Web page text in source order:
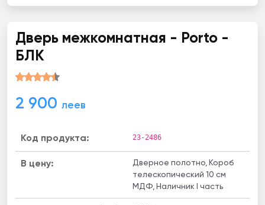
Дверь межкомнатная - Porto -
БЛК
2 900 леев
Код продукта: 23-2486
В цену:
Дверное полотно, Короб
телескопический 10 см
МДФ, Наличник I часть